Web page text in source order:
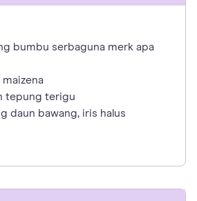
bumbu serbaguna merk apa
tepung terigu
daun bawang, iris halus